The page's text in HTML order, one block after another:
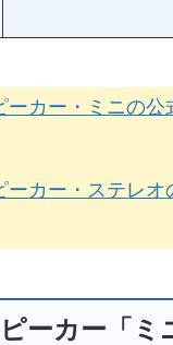
ーカー・ミニの公
ーカー・ステレオ
ーカー「ミ